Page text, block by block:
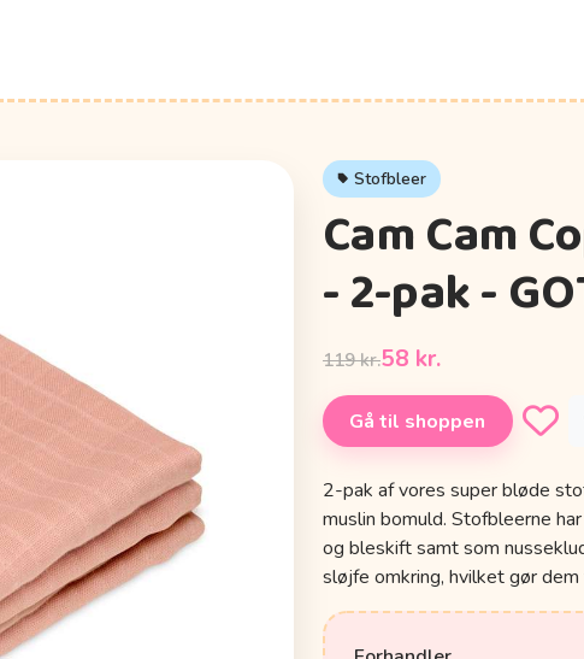
Stofbleer
Cam Cam
- 2-pak -
119 kr.58 kr.
Gå til shoppen
2-pak af vores super bløde
muslin bomuld. Stofbleerne
og bleskift samt som
sløjfe omkring, hvilket gør dem